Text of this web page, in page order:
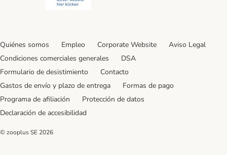
Quiénes somos Empleo Corporate Website
Aviso Legal
Condiciones comerciales generales
DSA
Formulario de desistimiento
Contacto
Gastos de envío y plazo de entrega
Formas de pago
Programa de afiliación
Protección de datos
Declaración de accesibilidad
© zooplus SE 2026